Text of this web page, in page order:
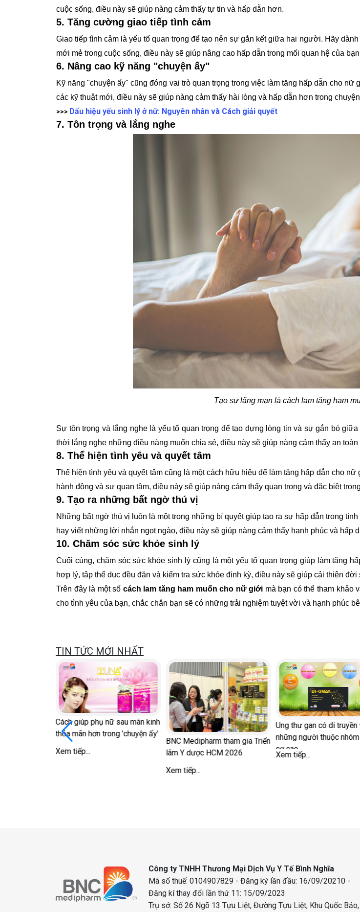
cuộc sống, điều này sẽ giúp nàng cảm thấy tự tin và hấp dẫn hơn.
5. Tăng cường giao tiếp tình cảm
Giao tiếp tình cảm là yếu tố quan trọng để tạo nên sự gắn kết giữa hai người. Hãy
mới mẻ trong cuộc sống, điều này sẽ giúp nâng cao hấp dẫn trong mối quan hệ của
6. Nâng cao kỹ năng "chuyện ấy"
Kỹ năng "chuyện ấy" cũng đóng vai trò quan trọng trong việc làm tăng hấp dẫn cho
các kỹ thuật mới, điều này sẽ giúp nàng cảm thấy hài lòng và hấp dẫn hơn trong
>>> Dấu hiệu yếu sinh lý ở nữ: Nguyên nhân và Cách giải quyết
7. Tôn trọng và lắng nghe
Tạo sự lãng mạn là cách lam tăng ham
Sự tôn trọng và lắng nghe là yếu tố quan trọng để tạo dựng lòng tin và sự gắn bó
thời lắng nghe những điều nàng muốn chia sẻ, điều này sẽ giúp nàng cảm thấy an
8. Thể hiện tình yêu và quyết tâm
Thể hiện tình yêu và quyết tâm cũng là một cách hữu hiệu để làm tăng hấp dẫn cho
hành động và sự quan tâm, điều này sẽ giúp nàng cảm thấy quan trọng và đặc biệt
9. Tạo ra những bất ngờ thú vị
Những bất ngờ thú vị luôn là một trong những bí quyết giúp tạo ra sự hấp dẫn trong
hay viết những lời nhắn ngọt ngào, điều này sẽ giúp nàng cảm thấy hạnh phúc và hấp
10. Chăm sóc sức khỏe sinh lý
Cuối cùng, chăm sóc sức khỏe sinh lý cũng là một yếu tố quan trọng giúp làm tăng
hợp lý, tập thể dục đều đặn và kiểm tra sức khỏe định kỳ, điều này sẽ giúp cải thiện đời
Trên đây là một số cách lam tăng ham muốn cho nữ giới mà bạn có thể tham khảo
cho tình yêu của bạn, chắc chắn bạn sẽ có những trải nghiệm tuyệt vời và hạnh phúc
TIN TỨC MỚI NHẤT
Cách giúp phụ nữ sau mãn kinh
thỏa mãn hơn trong 'chuyện ấy'
Xem tiếp...
BNC Medipharm tham gia Triển
lãm Y dược HCM 2026
Xem tiếp...
Ung thư gan có di truyền
những người thuộc
cơ cao
Xem tiếp...
Công ty TNHH Thương Mại Dịch Vụ Y Tế Bình Nghĩa
Mã số thuế: 0104907829 - Đăng ký lần đầu: 16/09/20210 -
Đăng kí thay đổi lần thứ 11: 15/09/2023
Trụ sở: Số 26 Ngõ 13 Tựu Liệt, Đường Tựu Liệt, Khu Quốc Bảo,